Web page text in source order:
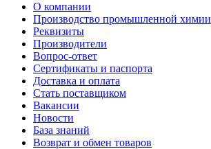
О компании
Производство промышленной химии
Реквизиты
Производители
Вопрос-ответ
Сертификаты и паспорта
Доставка и оплата
Стать поставщиком
Вакансии
Новости
База знаний
Возврат и обмен товаров